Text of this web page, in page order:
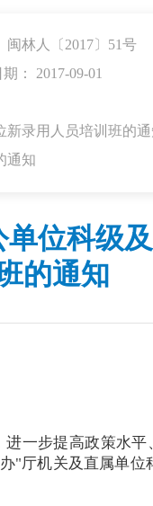
闽林人〔2017〕51号
： 2017-09-01
新录用人员培训班的
通知
位科级
的通知
一步提高政策水
"厅机关及直属单